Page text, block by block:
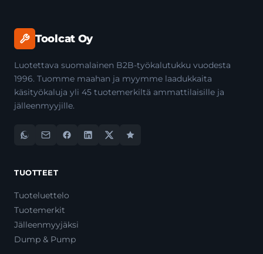
Toolcat Oy
Luotettava suomalainen B2B-työkalutukku vuodesta
1996. Tuomme maahan ja myymme laadukkaita
käsityökaluja yli 45 tuotemerkiltä ammattilaisille ja
jälleenmyyjille.
TUOTTEET
Tuoteluettelo
Tuotemerkit
Jälleenmyyjäksi
Dump & Pump